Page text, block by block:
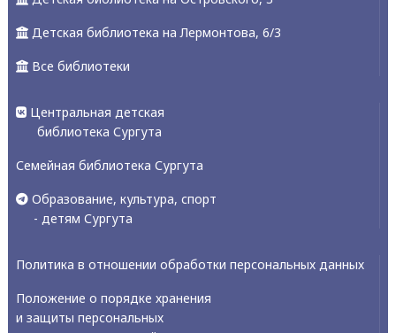
Детская библиотека на Лермонтова, 6/3
Все библиотеки
Центральная детская
библиотека Сургута
Семейная библиотека Сургута
Образование, культура, спорт
- детям Сургута
Политика в отношении обработки персональных данных
Положение о порядке хранения
и защиты персональных